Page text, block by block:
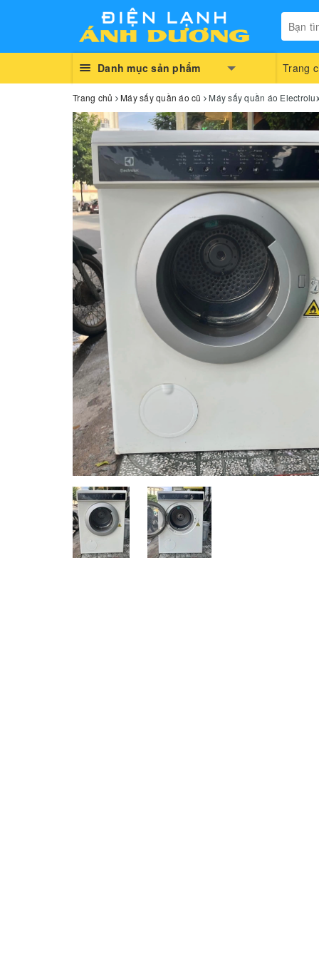
Danh mục sản phẩm Trang
Trang chủ Máy sấy quần áo cũ Máy sấy quần áo